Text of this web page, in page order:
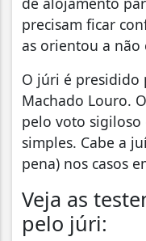
precisam ficar
as orientou a não
O júri é presidido
Machado Louro.
pelo voto
simples. Cabe a
pena) nos casos
Veja as
pelo júri: